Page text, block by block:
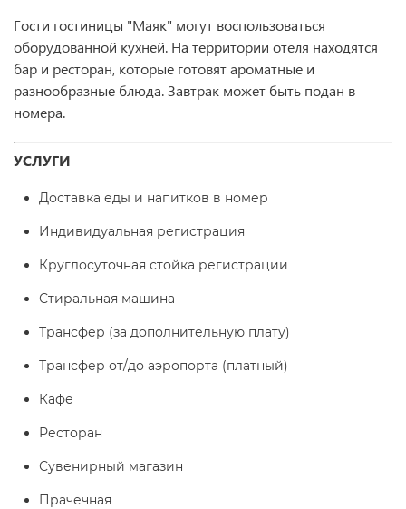
Гости гостиницы "Маяк" могут воспользоваться
оборудованной кухней. На территории отеля находятся
бар и ресторан, которые готовят ароматные и
разнообразные блюда. Завтрак может быть подан в
номера.
УСЛУГИ
Доставка еды и напитков в номер
Индивидуальная регистрация
Круглосуточная стойка регистрации
Стиральная машина
Трансфер (за дополнительную плату)
Трансфер от/до аэропорта (платный)
Кафе
Ресторан
Сувенирный магазин
Прачечная